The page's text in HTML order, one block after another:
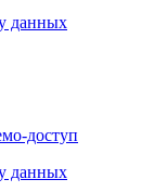
данных
доступ
данных